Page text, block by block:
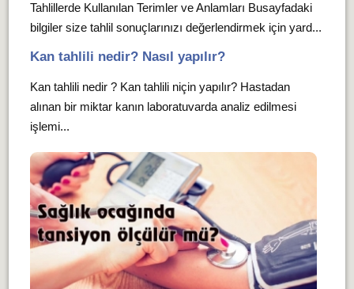
Tahlillerde Kullanılan Terimler ve Anlamları Busayfadaki
bilgiler size tahlil sonuçlarınızı değerlendirmek için yard...
Kan tahlili nedir? Nasıl yapılır?
Kan tahlili nedir ? Kan tahlili niçin yapılır? Hastadan
alınan bir miktar kanın laboratuvarda analiz edilmesi
işlemi...